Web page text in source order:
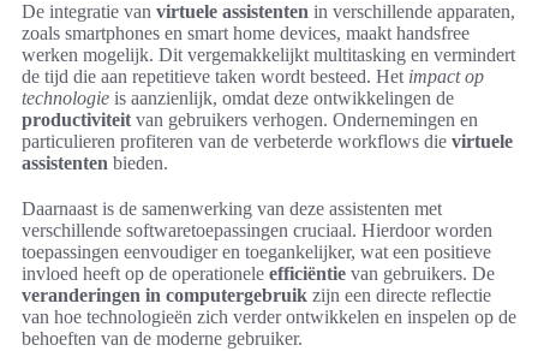
De integratie van virtuele assistenten in verschillende apparaten,
zoals smartphones en smart home devices, maakt handsfree
werken mogelijk. Dit vergemakkelijkt multitasking en vermindert
de tijd die aan repetitieve taken wordt besteed. Het impact op
technologie is aanzienlijk, omdat deze ontwikkelingen de
productiviteit van gebruikers verhogen. Ondernemingen en
particulieren profiteren van de verbeterde workflows die virtuele
assistenten bieden.
Daarnaast is de samenwerking van deze assistenten met
verschillende softwaretoepassingen cruciaal. Hierdoor worden
toepassingen eenvoudiger en toegankelijker, wat een positieve
invloed heeft op de operationele efficiëntie van gebruikers. De
veranderingen in computergebruik zijn een directe reflectie
van hoe technologieën zich verder ontwikkelen en inspelen op de
behoeften van de moderne gebruiker.